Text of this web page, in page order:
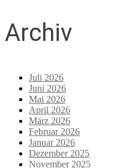
Archiv
Juli 2026
Juni 2026
Mai 2026
April 2026
März 2026
Februar 2026
Januar 2026
Dezember 2025
November 2025